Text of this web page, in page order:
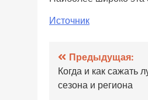
Источник
Навигация
по
Предыдущая:
Когда и как сажать
сезона и региона